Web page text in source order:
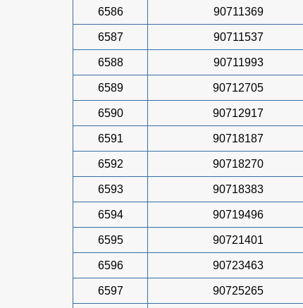
6586 90711369
6587 90711537
6588 90711993
6589 90712705
6590 90712917
6591 90718187
6592 90718270
6593 90718383
6594 90719496
6595 90721401
6596 90723463
6597 90725265